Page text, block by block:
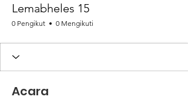
Lemabheles 15
0 Pengikut 0 Mengikuti
Acara